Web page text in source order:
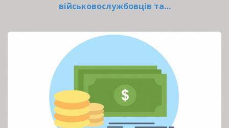
військовослужбовців та…